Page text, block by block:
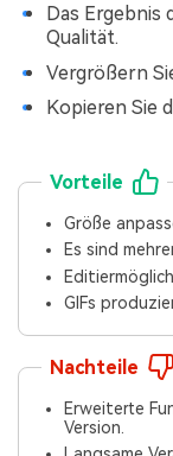
Das
Qualität.
Vergrößern
Kopieren Sie
Vorteile
Größe
Es sind
GIFs
Nachteile
Erweiterte
Version.